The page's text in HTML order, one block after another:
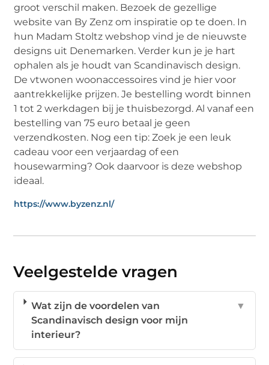
groot verschil maken. Bezoek de gezellige
website van By Zenz om inspiratie op te doen. In
hun Madam Stoltz webshop vind je de nieuwste
designs uit Denemarken. Verder kun je je hart
ophalen als je houdt van Scandinavisch design.
De vtwonen woonaccessoires vind je hier voor
aantrekkelijke prijzen. Je bestelling wordt binnen
1 tot 2 werkdagen bij je thuisbezorgd. Al vanaf een
bestelling van 75 euro betaal je geen
verzendkosten. Nog een tip: Zoek je een leuk
cadeau voor een verjaardag of een
housewarming? Ook daarvoor is deze webshop
ideaal.
https://www.byzenz.nl/
Veelgestelde vragen
Wat zijn de voordelen van
Scandinavisch design voor mijn
interieur?
▼